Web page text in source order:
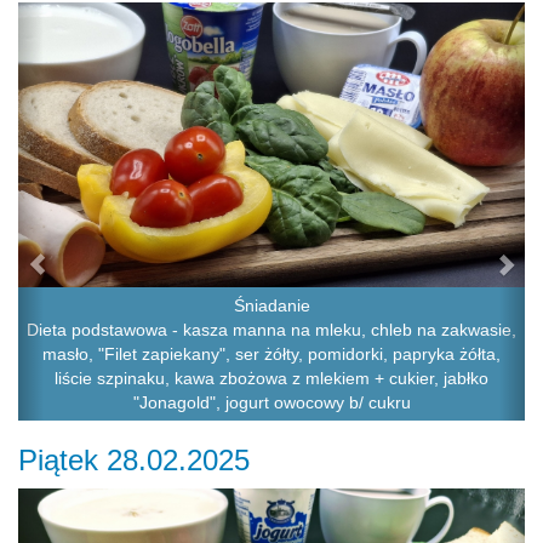
Śniadanie
Dieta podstawowa - kasza manna na mleku, chleb na zakwasie,
masło, "Filet zapiekany", ser żółty, pomidorki, papryka żółta,
liście szpinaku, kawa zbożowa z mlekiem + cukier, jabłko
"Jonagold", jogurt owocowy b/ cukru
Previous
Piątek 28.02.2025
Previous